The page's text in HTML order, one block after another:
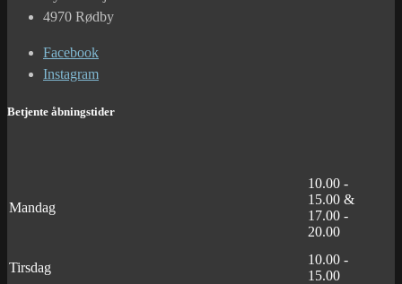
4970 Rødby
Facebook
Instagram
Betjente åbningstider
Mandag
10.00 -
15.00 &
17.00 -
20.00
Tirsdag
10.00 -
15.00